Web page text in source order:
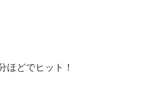
ほどでヒット！